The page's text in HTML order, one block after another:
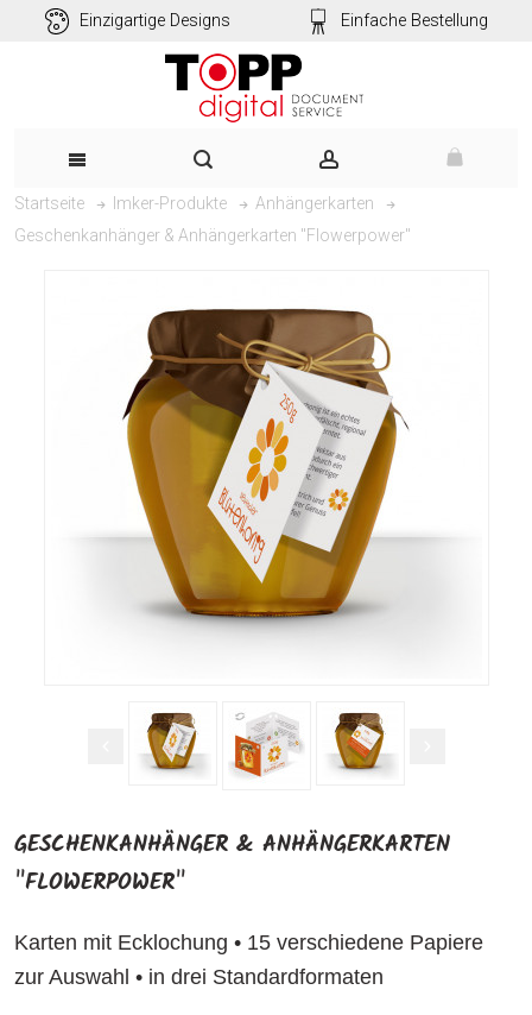
Einzigartige Designs Einfache Bestellung
Startseite Imker-Produkte
Anhängerkarten
Geschenkanhänger & Anhängerkarten "Flowerpower"
GESCHENKANHÄNGER & ANHÄNGERKARTEN
"FLOWERPOWER"
Karten mit Ecklochung • 15 verschiedene Papiere
zur Auswahl • in drei Standardformaten